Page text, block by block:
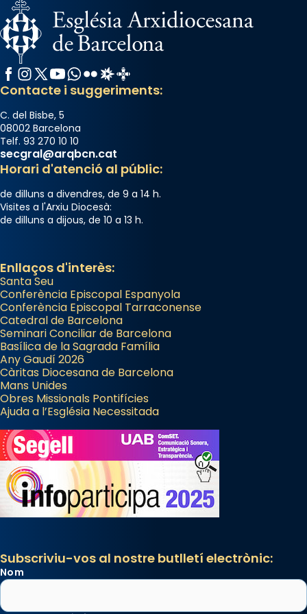
Facebook
Instagram
X / Twitter
YouTube
WhatsApp
FlickrRadio Estel
Catalunya Cristiana
Contacte i suggeriments:
C. del Bisbe, 5
08002 Barcelona
Telf. 93 270 10 10
secgral@arqbcn.cat
Horari d'atenció al públic:
de dilluns a divendres, de 9 a 14 h.
Visites a l'Arxiu Diocesà:
de dilluns a dijous, de 10 a 13 h.
Enllaços d'interès:
Santa Seu
Conferència Episcopal Espanyola
Conferència Episcopal Tarraconense
Catedral de Barcelona
Seminari Conciliar de Barcelona
Basílica de la Sagrada Família
Any Gaudí 2026
Càritas Diocesana de Barcelona
Mans Unides
Obres Missionals Pontifícies
Ajuda a l’Església Necessitada
Subscriviu-vos al nostre butlletí electrònic:
Nom